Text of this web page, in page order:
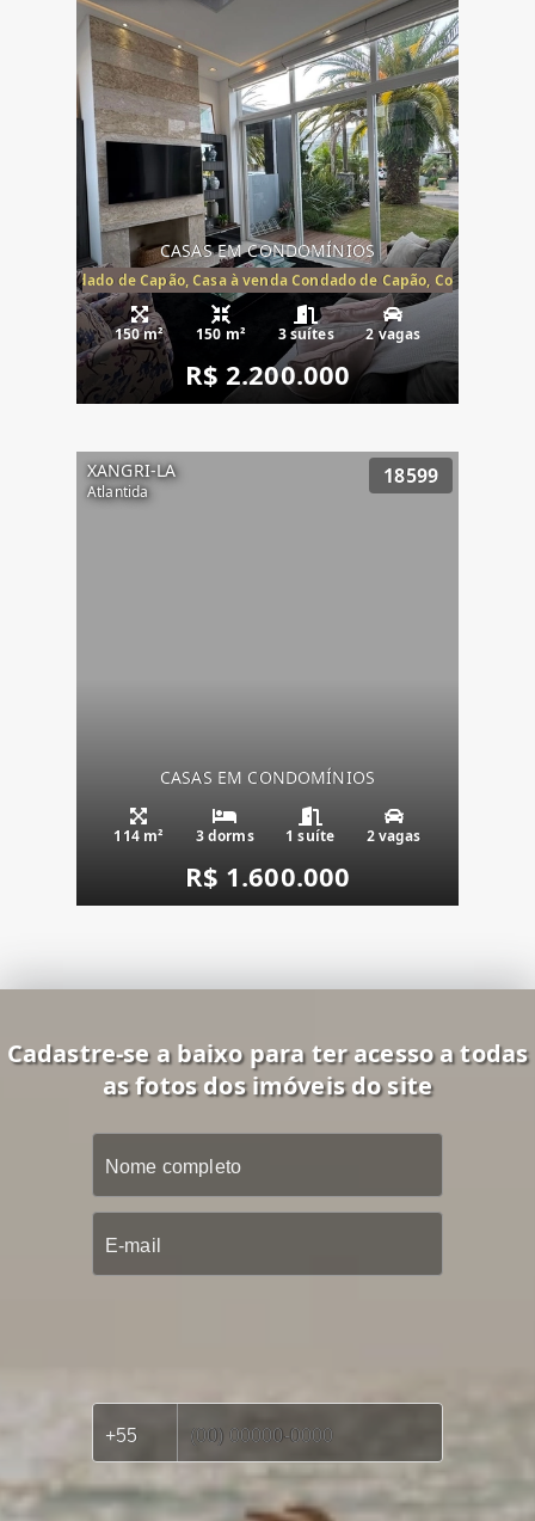
CASAS EM CONDOMÍNIOS
Condado de Capão, Casa à venda Condado de Capão, Condomínio
150 m² 150 m² 3 suítes 2 vagas
R$ 2.200.000
XANGRI-LA
Atlantida
18599
CASAS EM CONDOMÍNIOS
114 m² 3 dorms 1 suíte 2 vagas
R$ 1.600.000
Cadastre-se a baixo para ter acesso a todas
as fotos dos imóveis do site